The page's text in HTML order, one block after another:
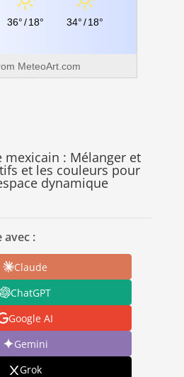
36°/18° 34°/18°
MeteoArt.com
mexicain : Mélanger et
et les couleurs pour
dynamique
avec :
Claude
ChatGPT
Google AI
Gemini
Grok